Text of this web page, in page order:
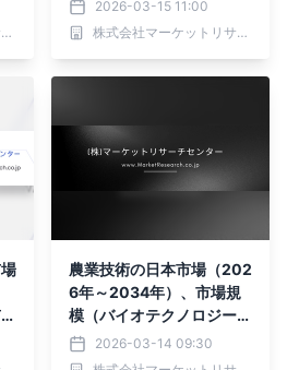
株式会社マーケットリサーチセンター
培）・分析レポートを発表
2026-03-15 11:00
株式会社マーケットリサーチセンター
農業技術の日本市場（202
6年～2034年）、市場規
模（バイオテクノロジーお
よび生化学、ビッグデータ
および分析、センサーおよ
2026-03-14 09:30